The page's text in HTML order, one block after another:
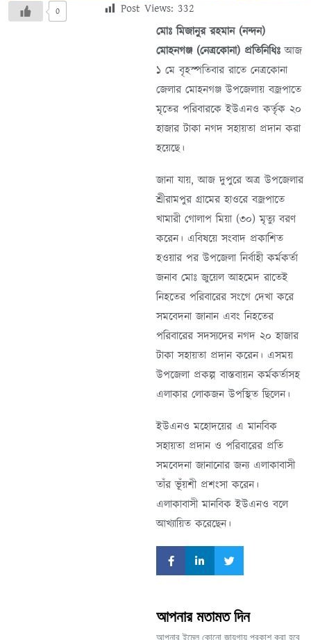
0 Post Views: 332
মোঃ মিজানুর রহমান (নন্দন)
মোহনগঞ্জ (নেত্রকোনা) প্রতিনিধিঃআজ
১ মে বৃহস্পতিবার রাতে নেত্রকোনা
জেলার মোহনগঞ্জ উপজেলায় বজ্রপাতে
মৃতের পরিবারকে ইউএনও কর্তৃক ২০
হাজার টাকা নগদ সহায়তা প্রদান করা
হয়েছে।
জানা যায়, আজ দুপুরে অত্র উপজেলার
শ্রীরামপুর গ্রামের হাওরে বজ্রপাতে
খামারী গোলাপ মিয়া (৩০) মৃত্যু বরণ
করেন। এবিষয়ে সংবাদ প্রকাশিত
হওয়ার পর উপজেলা নির্বাহী কর্মকর্তা
জনাব মোঃ জুয়েল আহমেদ রাতেই
নিহতের পরিবারের সংগে দেখা করে
সমবেদনা জানান এবং নিহতের
পরিবারের সদস্যদের নগদ ২০ হাজার
টাকা সহায়তা প্রদান করেন। এসময়
উপজেলা প্রকল্প বাস্তবায়ন কর্মকর্তাসহ
এলাকার লোকজন উপস্থিত ছিলেন।
ইউএনও মহোদয়ের এ মানবিক
সহায়তা প্রদান ও পরিবারের প্রতি
সমবেদনা জানানোর জন্য এলাকাবাসী
তাঁর ভূঁয়শী প্রশংসা করেন।
এলাকাবাসী মানবিক ইউএনও বলে
আখ্যায়িত করেছেন।
আপনার মতামত দিন
আপনার ইমেল কোনো জায়গায় প্রকাশ করা হবে